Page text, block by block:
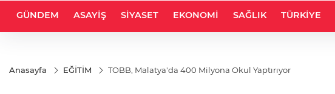
GÜNDEM ASAYİŞ SİYASET EKONOMİ SAĞLIK TÜRKİYE
Anasayfa EĞİTİM TOBB, Malatya'da 400 Milyona Okul Yaptırıyor